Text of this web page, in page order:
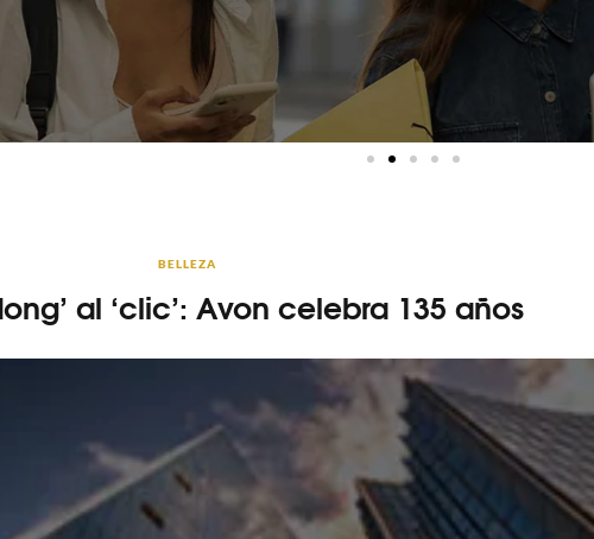
BELLEZA
al ‘clic’: Avon celebra 135 años